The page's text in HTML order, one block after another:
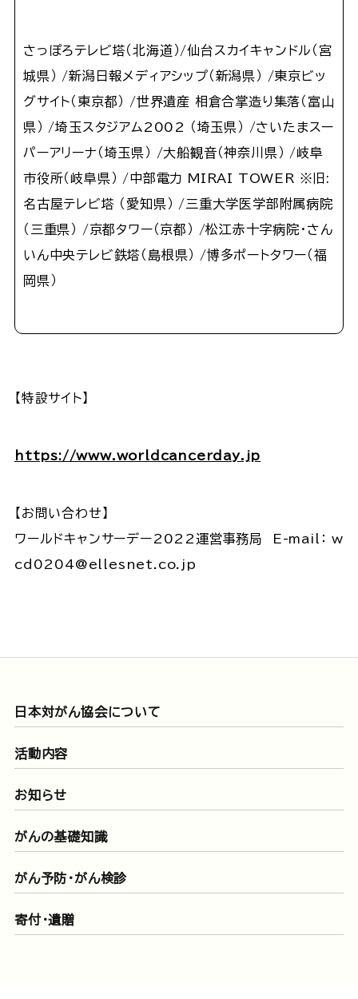
さっぽろテレビ塔（北海道）/仙台スカイキャンドル（宮
城県） /新潟日報メディアシップ（新潟県） /東京ビッ
グサイト（東京都） /世界遺産 相倉合掌造り集落（富山
県） /埼玉スタジアム2002 （埼玉県） /さいたまスー
パーアリーナ（埼玉県） /大船観音（神奈川県） /岐阜
市役所（岐阜県） /中部電力 MIRAI TOWER ※旧:
名古屋テレビ塔 （愛知県） /三重大学医学部附属病院
（三重県） /京都タワー（京都） /松江赤十字病院・さん
いん中央テレビ鉄塔（島根県） /博多ポートタワー（福
岡県）
【特設サイト】
https://www.worldcancerday.jp
【お問い合わせ】
ワールドキャンサーデー2022運営事務局 E-mail： w
cd0204@ellesnet.co.jp
日本対がん協会について
活動内容
お知らせ
がんの基礎知識
がん予防・がん検診
寄付・遺贈